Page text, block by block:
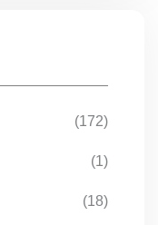
(172)
(1)
(18)